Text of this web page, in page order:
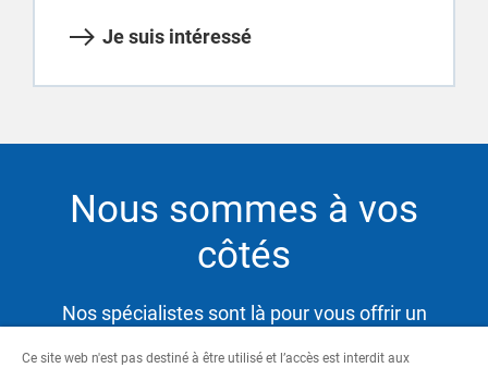
Je suis intéressé
Nous sommes à vos
côtés
Nos spécialistes sont là pour vous offrir un
besoins tout en vous aidant à atteindre vos
Ce site web n'est pas destiné à être utilisé et l’accès est interdit aux